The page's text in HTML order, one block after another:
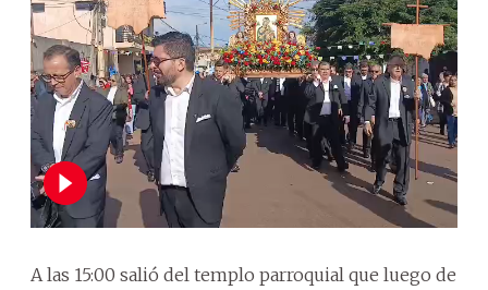
A las 15:00 salió del templo parroquial que luego de